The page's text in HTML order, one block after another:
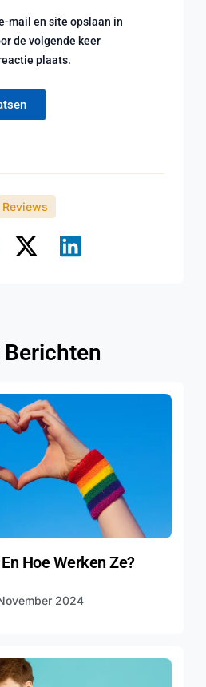
mail en site opslaan in
de volgende keer
plaats.
Reviews
Hoe Werken Ze?
2024